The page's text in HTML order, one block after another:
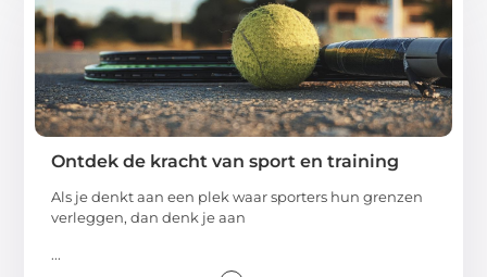
Ontdek de kracht van sport en training
Als je denkt aan een plek waar sporters hun grenzen
verleggen, dan denk je aan
...